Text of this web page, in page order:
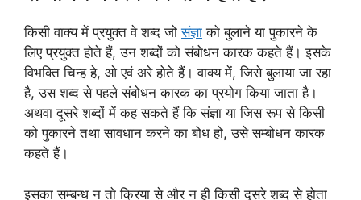
किसी वाक्य में प्रयुक्त वे शब्द जोसंज्ञा को बुलाने या पुकारने के
लिए प्रयुक्त होते हैं, उन शब्दों को संबोधन कारक कहते हैं। इसके
विभक्ति चिन्ह हे, ओ एवं अरे होते हैं। वाक्य में, जिसे बुलाया जा रहा
है, उस शब्द से पहले संबोधन कारक का प्रयोग किया जाता है।
अथवा दूसरे शब्दों में कह सकते हैं कि संज्ञा या जिस रूप से किसी
को पुकारने तथा सावधान करने का बोध हो, उसे सम्बोधन कारक
कहते हैं।
इसका सम्बन्ध न तो क्रिया से और न ही किसी दूसरे शब्द से होता